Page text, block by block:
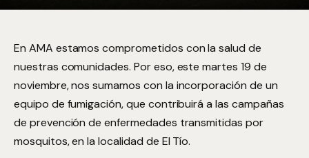
En AMA estamos comprometidos con la salud de
nuestras comunidades. Por eso, este martes 19 de
noviembre, nos sumamos con la incorporación de un
equipo de fumigación, que contribuirá a las campañas
de prevención de enfermedades transmitidas por
mosquitos, en la localidad de El Tío.